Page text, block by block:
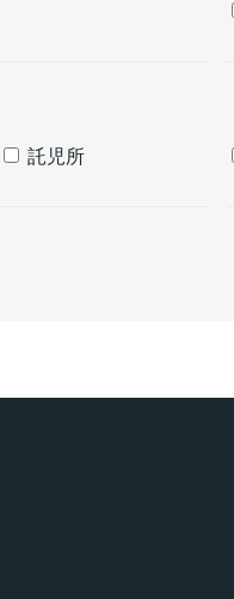
託児所